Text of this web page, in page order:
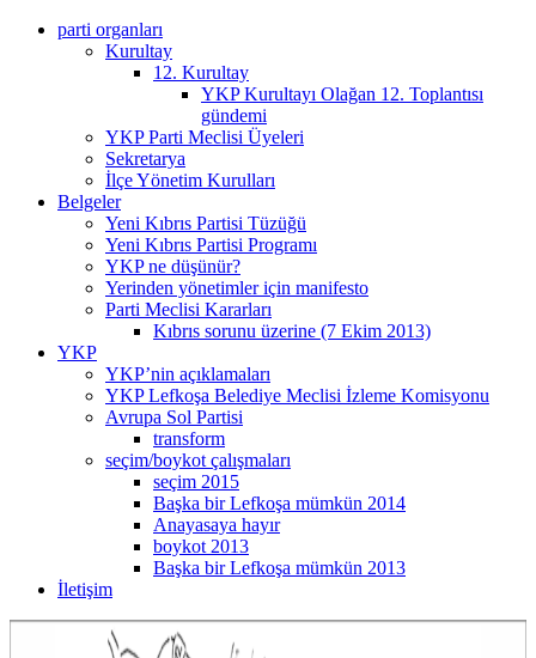
parti organları
Kurultay
12. Kurultay
YKP Kurultayı Olağan 12. Toplantısı
gündemi
YKP Parti Meclisi Üyeleri
Sekretarya
İlçe Yönetim Kurulları
Belgeler
Yeni Kıbrıs Partisi Tüzüğü
Yeni Kıbrıs Partisi Programı
YKP ne düşünür?
Yerinden yönetimler için manifesto
Parti Meclisi Kararları
Kıbrıs sorunu üzerine (7 Ekim 2013)
YKP
YKP’nin açıklamaları
YKP Lefkoşa Belediye Meclisi İzleme Komisyonu
Avrupa Sol Partisi
transform
seçim/boykot çalışmaları
seçim 2015
Başka bir Lefkoşa mümkün 2014
Anayasaya hayır
boykot 2013
Başka bir Lefkoşa mümkün 2013
İletişim